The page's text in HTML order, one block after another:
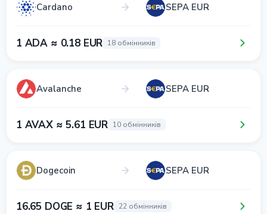
Cardano SEPA EUR
1 ADA ≈ 0.18 EUR 18 обмінників
Avalanche SEPA EUR
1 AVAX ≈ 5.61 EUR 10 обмінників
Dogecoin SEPA EUR
16.65 DOGE ≈ 1 EUR 22 обмінників